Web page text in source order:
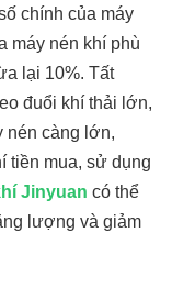
chính của máy
máy nén khí phù
lại 10%. Tất
đuổi khí thải lớn,
nén càng lớn,
tiền mua, sử dụng
Jinyuan có thể
lượng và giảm